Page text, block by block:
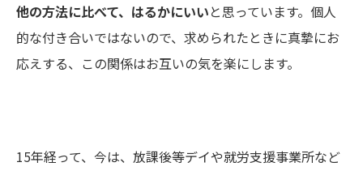
他の方法に比べて、はるかにいいと思っています。個人
的な付き合いではないので、求められたときに真摯にお
応えする、この関係はお互いの気を楽にします。
15年経って、今は、放課後等デイや就労支援事業所など